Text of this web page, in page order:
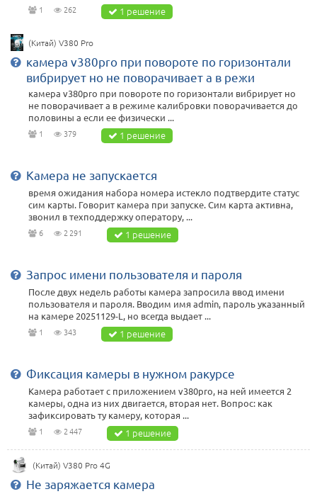
1 262 1 решение
(Китай) V380 Pro
камера v380pro при повороте по горизонтали
вибрирует но не поворачивает а в режи
камера v380pro при повороте по горизонтали вибрирует но
не поворачивает а в режиме калибровки поворачивается до
половины а если ее физически ...
1 379 1 решение
Камера не запускается
время ожидания набора номера истекло подтвердите статус
сим карты. Говорит камера при запуске. Сим карта активна,
звонил в техподдержку оператору, ...
6 2 291 1 решение
Запрос имени пользователя и пароля
После двух недель работы камера запросила ввод имени
пользователя и пароля. Вводим имя admin, пароль указанный
на камере 20251129-L, но всегда выдает ...
1 343 1 решение
Фиксация камеры в нужном ракурсе
Камера работает с приложением v380pro, на ней имеется 2
камеры, одна из них двигается, вторая нет. Вопрос: как
зафиксировать ту камеру, которая ...
1 2 447 1 решение
(Китай) V380 Pro 4G
Не заряжается камера